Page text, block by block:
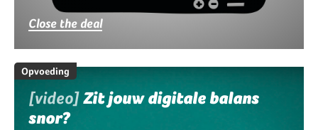
Close the deal
Opvoeding
[video]Zit jouw digitale balans
snor?